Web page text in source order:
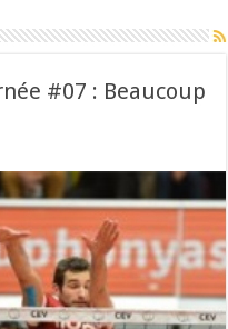
#07 : Beaucoup